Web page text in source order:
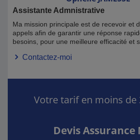
Assistante Admnistrative
Ma mission principale est de recevoir et
appels afin de garantir une réponse
besoins, pour une meilleure efficacité et
Contactez-moi
Votre tarif en moins de
Devis Assurance